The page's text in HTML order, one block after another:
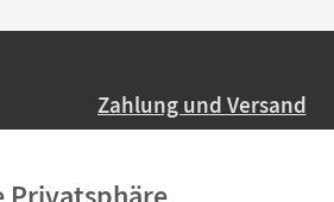
Zahlung und Versand